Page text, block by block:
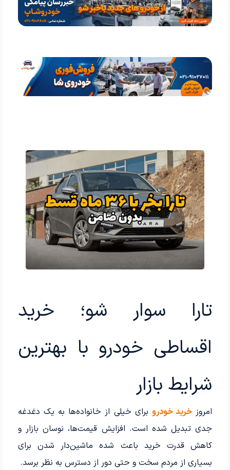
تارا سوار شو؛ خرید
اقساطی خودرو با بهترین
شرایط بازار
امروز خرید خودرو برای خیلی از خانواده‌ها به یک دغدغه
جدی تبدیل شده است. افزایش قیمت‌ها، نوسان بازار و
کاهش قدرت خرید باعث شده ماشین‌دار شدن برای
بسیاری از مردم سخت و حتی دور از دسترس به نظر برسد.